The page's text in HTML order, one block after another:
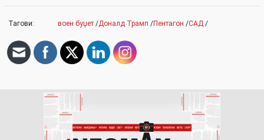
Тагови: воен буџет /Доналд Трамп /Пентагон /САД /